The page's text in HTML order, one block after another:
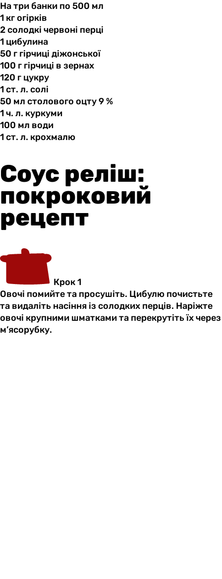
На три банки по 500 мл
1 кгогірків
2 солодкі червоні перці
1 цибулина
50 г гірчиці діжонської
100 г гірчиці в зернах
120 г цукру
1 ст. л. солі
50 мл столового оцту 9 %
1 ч. л. куркуми
100 мл води
1 ст. л. крохмалю
Соус реліш:
покроковий
рецепт
Крок 1
Овочі помийте та просушіть. Цибулю почистьте
та видаліть насіння із солодких перців. Наріжте
овочі крупними шматками та перекрутіть їх через
м’ясорубку.